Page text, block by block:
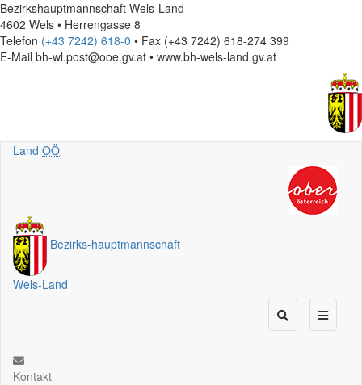
Bezirkshauptmannschaft Wels-Land
4602 Wels • Herrengasse 8
Telefon (+43 7242) 618-0 • Fax (+43 7242) 618-274 399
E-Mail bh-wl.post@ooe.gv.at • www.bh-wels-land.gv.at
Land OÖ
Bezirks-hauptmannschaft
Wels-Land
Kontakt